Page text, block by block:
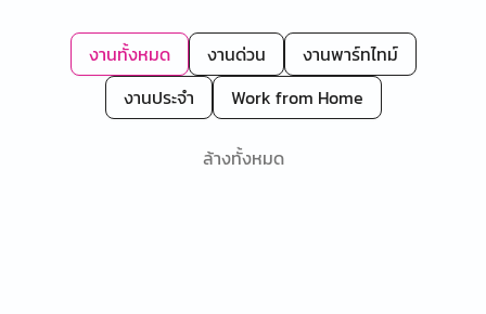
งานทั้งหมด งานด่วน
งานพาร์ทไทม์
งานประจำ
Work from Home
ล้างทั้งหมด